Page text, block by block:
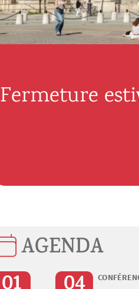
Fermeture
AGENDA